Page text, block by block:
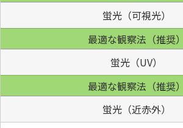
蛍光（可視光）
最適な観察法（推奨）
蛍光（UV）
最適な観察法（推奨）
蛍光（近赤外）